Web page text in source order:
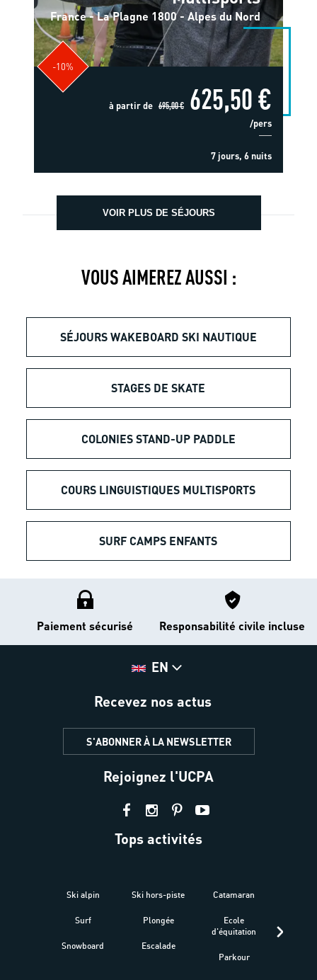
France - La Plagne 1800 - Alpes du Nord
-10%
à partir de 695,00 € 625,50 €
/pers
7 jours, 6 nuits
VOIR PLUS DE SÉJOURS
VOUS AIMEREZ AUSSI :
SÉJOURS WAKEBOARD SKI NAUTIQUE
STAGES DE SKATE
COLONIES STAND-UP PADDLE
COURS LINGUISTIQUES MULTISPORTS
SURF CAMPS ENFANTS
Paiement sécurisé Responsabilité civile incluse
EN
Recevez nos actus
S'ABONNER À LA NEWSLETTER
Rejoignez l'UCPA
Tops activités
Ski alpin
Surf
Snowboard
Ski hors-piste
Plongée
Escalade
Catamaran
Ecole
d'équitation
Parkour